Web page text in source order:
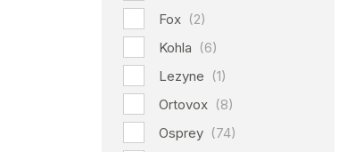
Fox (2)
Kohla (6)
Lezyne (1)
Ortovox (8)
Osprey (74)